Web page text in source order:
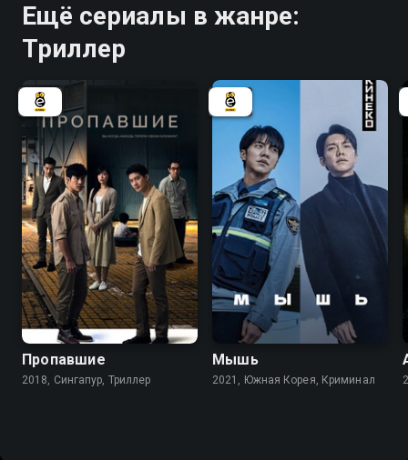
Ещё сериалы в жанре:
Триллер
Пропавшие
2018, Сингапур, Триллер
8.4
Мышь
2021, Южная Корея, Криминал